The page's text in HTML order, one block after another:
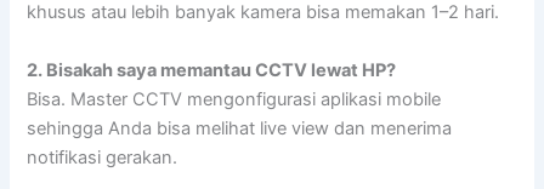
khusus atau lebih banyak kamera bisa memakan 1–2 hari.
2. Bisakah saya memantau CCTV lewat HP?
Bisa. Master CCTV mengonfigurasi aplikasi mobile
sehingga Anda bisa melihat live view dan menerima
notifikasi gerakan.